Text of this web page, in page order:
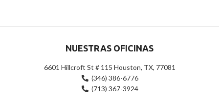
NUESTRAS OFICINAS
6601 Hillcroft St # 115 Houston, TX, 77081
(346) 386-6776
(713) 367-3924